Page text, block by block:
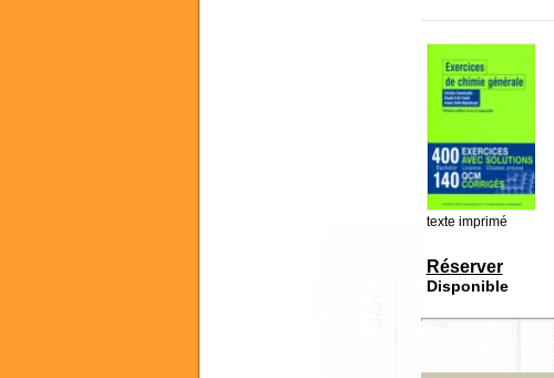
texte imprimé
Réserver
Disponible